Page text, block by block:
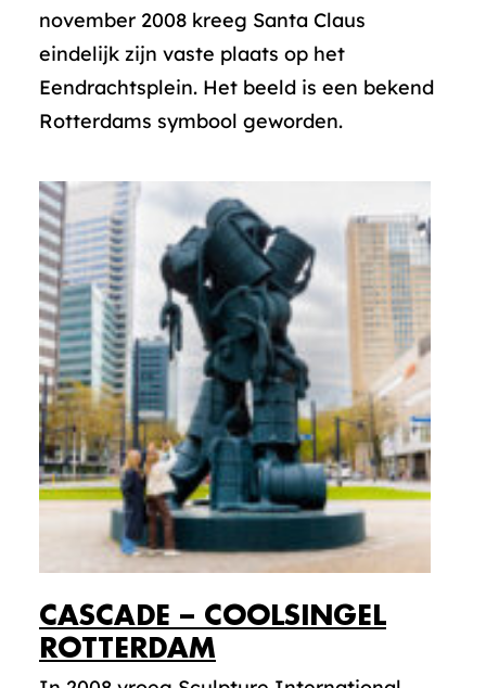
november 2008 kreeg Santa Claus
eindelijk zijn vaste plaats op het
Eendrachtsplein. Het beeld is een bekend
Rotterdams symbool geworden.
CASCADE – COOLSINGEL
ROTTERDAM